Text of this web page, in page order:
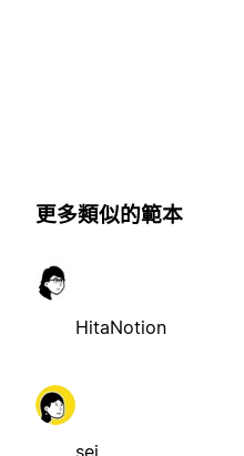
更多類似的範本
HitaNotion
sej